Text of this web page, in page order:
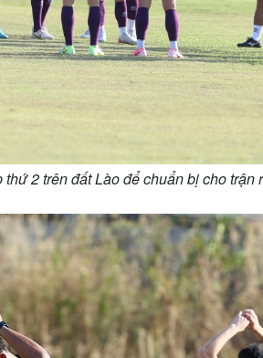
2 trên đất Lào để chuẩn bị cho trận